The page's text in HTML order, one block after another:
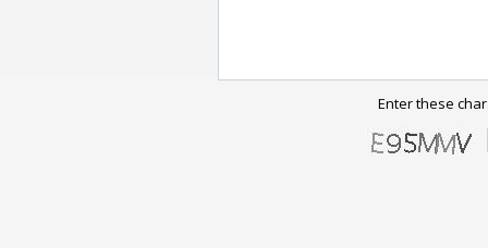
Enter these